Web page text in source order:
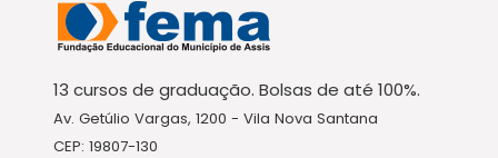
13 cursos de graduação. Bolsas de até 100%.
Av. Getúlio Vargas, 1200 - Vila Nova Santana
CEP: 19807-130